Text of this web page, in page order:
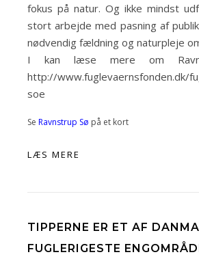
fokus på natur. Og ikke mindst
stort arbejde med pasning af
nødvendig fældning og naturpleje
I kan læse mere om
http://www.fuglevaernsfonden.dk/
soe
Se Ravnstrup Sø på et kort
LÆS MERE
TIPPERNE ER ET AF
FUGLERIGESTE